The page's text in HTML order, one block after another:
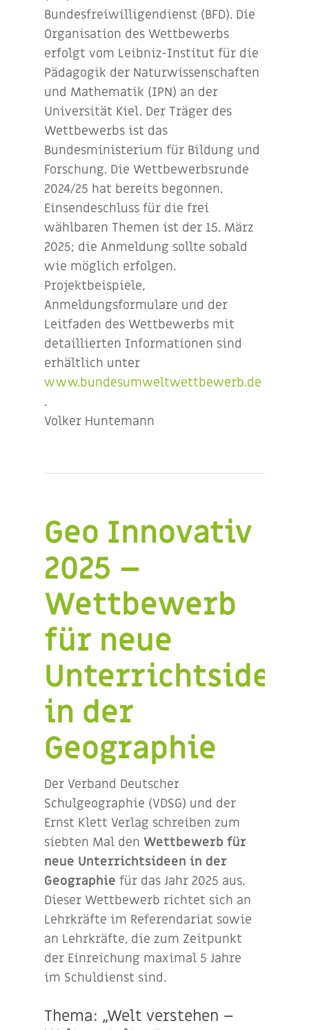
Bundesfreiwilligendienst (BFD). Die
Organisation des Wettbewerbs
erfolgt vom Leibniz-Institut für die
Pädagogik der Naturwissenschaften
und Mathematik (IPN) an der
Universität Kiel. Der Träger des
Wettbewerbs ist das
Bundesministerium für Bildung und
Forschung. Die Wettbewerbsrunde
2024/25 hat bereits begonnen.
Einsendeschluss für die frei
wählbaren Themen ist der 15. März
2025; die Anmeldung sollte sobald
wie möglich erfolgen.
Projektbeispiele,
Anmeldungsformulare und der
Leitfaden des Wettbewerbs mit
detaillierten Informationen sind
erhältlich unter
www.bundesumweltwettbewerb.de
.
Volker Huntemann
Geo Innovativ
2025 –
Wettbewerb
für neue
Unterrichtsideen
in der
Geographie
Der Verband Deutscher
Schulgeographie (VDSG) und der
Ernst Klett Verlag schreiben zum
siebten Mal denWettbewerb für
neue Unterrichtsideen in der
Geographie für das Jahr 2025 aus.
Dieser Wettbewerb richtet sich an
Lehrkräfte im Referendariat sowie
an Lehrkräfte, die zum Zeitpunkt
der Einreichung maximal 5 Jahre
im Schuldienst sind.
Thema: „Welt verstehen –